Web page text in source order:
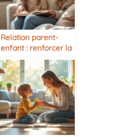
Relation parent-
enfant : renforcer la
complicité au
quotidien